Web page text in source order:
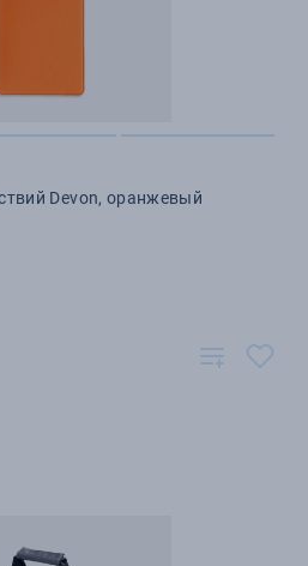
Devon, оранжевый